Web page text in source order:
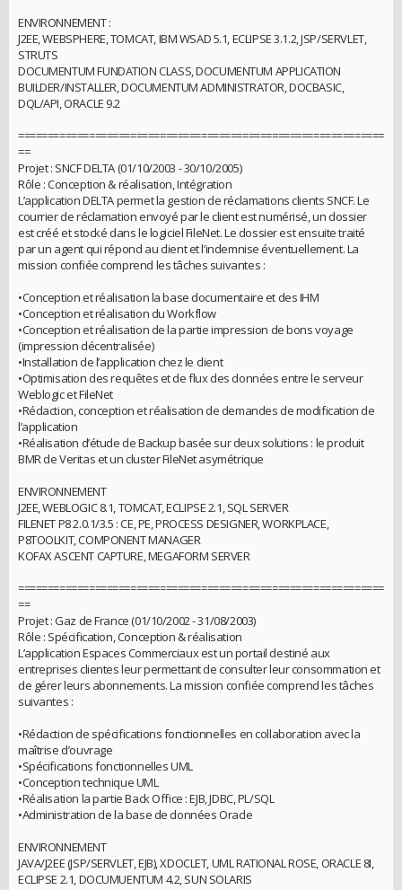
ENVIRONNEMENT :
J2EE, WEBSPHERE, TOMCAT, IBM WSAD 5.1, ECLIPSE 3.1.2, JSP/SERVLET,
STRUTS
DOCUMENTUM FUNDATION CLASS, DOCUMENTUM APPLICATION
BUILDER/INSTALLER, DOCUMENTUM ADMINISTRATOR, DOCBASIC,
DQL/API, ORACLE 9.2
==============================================================
==
Projet : SNCF DELTA (01/10/2003 - 30/10/2005)
Rôle : Conception & réalisation, Intégration
L’application DELTA permet la gestion de réclamations clients SNCF. Le
courrier de réclamation envoyé par le client est numérisé, un dossier
est créé et stocké dans le logiciel FileNet. Le dossier est ensuite traité
par un agent qui répond au client et l’indemnise éventuellement. La
mission confiée comprend les tâches suivantes :
•Conception et réalisation la base documentaire et des IHM
•Conception et réalisation du Workflow
•Conception et réalisation de la partie impression de bons voyage
(impression décentralisée)
•Installation de l’application chez le client
•Optimisation des requêtes et de flux des données entre le serveur
Weblogic et FileNet
•Rédaction, conception et réalisation de demandes de modification de
l’application
•Réalisation d’étude de Backup basée sur deux solutions : le produit
BMR de Veritas et un cluster FileNet asymétrique
ENVIRONNEMENT
J2EE, WEBLOGIC 8.1, TOMCAT, ECLIPSE 2.1, SQL SERVER
FILENET P8 2.0.1/3.5 : CE, PE, PROCESS DESIGNER, WORKPLACE,
P8TOOLKIT, COMPONENT MANAGER
KOFAX ASCENT CAPTURE, MEGAFORM SERVER
==============================================================
==
Projet : Gaz de France (01/10/2002 - 31/08/2003)
Rôle : Spécification, Conception & réalisation
L’application Espaces Commerciaux est un portail destiné aux
entreprises clientes leur permettant de consulter leur consommation et
de gérer leurs abonnements. La mission confiée comprend les tâches
suivantes :
•Rédaction de spécifications fonctionnelles en collaboration avec la
maîtrise d’ouvrage
•Spécifications fonctionnelles UML
•Conception technique UML
•Réalisation la partie Back Office : EJB, JDBC, PL/SQL
•Administration de la base de données Oracle
ENVIRONNEMENT
JAVA/J2EE (JSP/SERVLET, EJB), XDOCLET, UML RATIONAL ROSE, ORACLE 8I,
ECLIPSE 2.1, DOCUMUENTUM 4.2, SUN SOLARIS